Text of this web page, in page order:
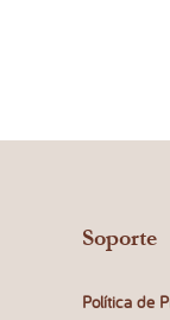
Soporte
Política de